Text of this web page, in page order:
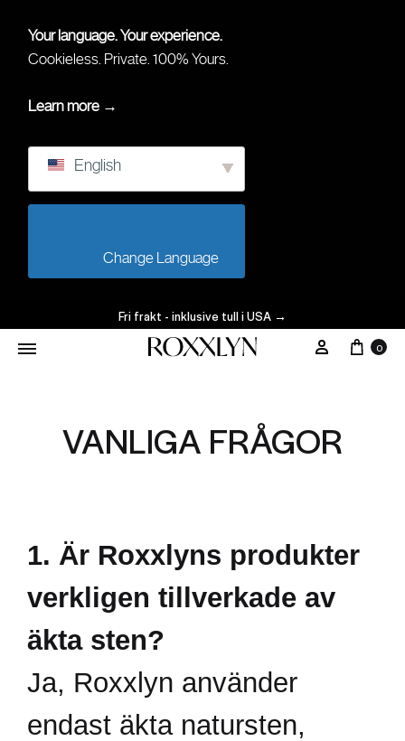
Your language. Your experience.
Cookieless. Private. 100% Yours.
Learn more →
English
Fri frakt - inklusive tull i USA →
0
VANLIGA FRÅGOR
1. Är Roxxlyns produkter
verkligen tillverkade av
äkta sten?
Ja, Roxxlyn använder
endast äkta natursten,